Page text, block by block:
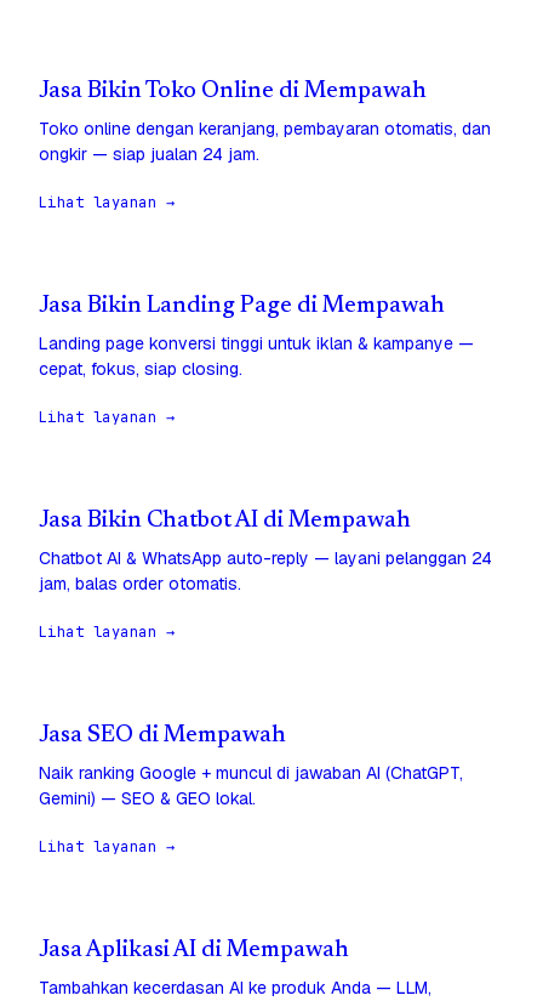
Jasa Bikin Toko Online di Mempawah
Toko online dengan keranjang, pembayaran otomatis, dan
ongkir — siap jualan 24 jam.
Lihat layanan →
Jasa Bikin Landing Page di Mempawah
Landing page konversi tinggi untuk iklan & kampanye —
cepat, fokus, siap closing.
Lihat layanan →
Jasa Bikin Chatbot AI di Mempawah
Chatbot AI & WhatsApp auto-reply — layani pelanggan 24
jam, balas order otomatis.
Lihat layanan →
Jasa SEO di Mempawah
Naik ranking Google + muncul di jawaban AI (ChatGPT,
Gemini) — SEO & GEO lokal.
Lihat layanan →
Jasa Aplikasi AI di Mempawah
Tambahkan kecerdasan AI ke produk Anda — LLM,